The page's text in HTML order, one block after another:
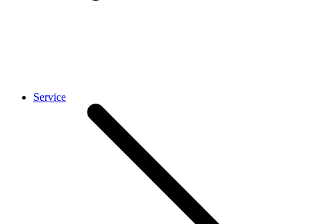
Service